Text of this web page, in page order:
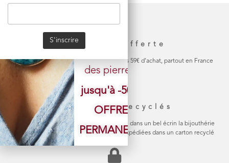
Livraison offerte
La livraison de votre colis est gratuite dès 59€ d’achat, partout en France
Emballage recyclés
Chaque bijou est soigneusement emballé dans un bel écrin la bijouthérie
en carton naturel Les commandes sont expédiées dans un carton recyclé
SÉLECTION
des pierres.
jusqu'à -50%
OFFRE
PERMANENTE